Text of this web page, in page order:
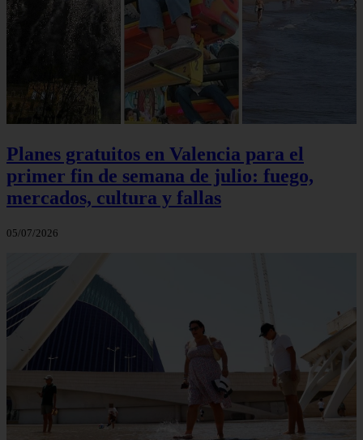
Planes gratuitos en Valencia para el
primer fin de semana de julio: fuego,
mercados, cultura y fallas
05/07/2026